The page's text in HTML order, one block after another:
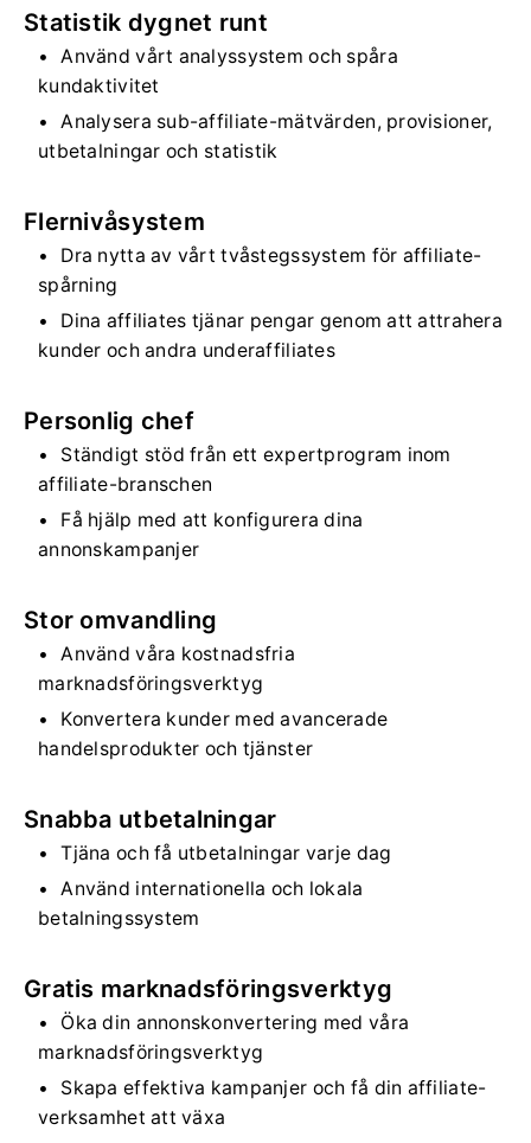
Statistik dygnet runt
Använd vårt analyssystem och spåra
kundaktivitet
Analysera sub-affiliate-mätvärden, provisioner,
utbetalningar och statistik
Flernivåsystem
Dra nytta av vårt tvåstegssystem för affiliate-
spårning
Dina affiliates tjänar pengar genom att attrahera
kunder och andra underaffiliates
Personlig chef
Ständigt stöd från ett expertprogram inom
affiliate-branschen
Få hjälp med att konfigurera dina
annonskampanjer
Stor omvandling
Använd våra kostnadsfria
marknadsföringsverktyg
Konvertera kunder med avancerade
handelsprodukter och tjänster
Snabba utbetalningar
Tjäna och få utbetalningar varje dag
Använd internationella och lokala
betalningssystem
Gratis marknadsföringsverktyg
Öka din annonskonvertering med våra
marknadsföringsverktyg
Skapa effektiva kampanjer och få din affiliate-
verksamhet att växa